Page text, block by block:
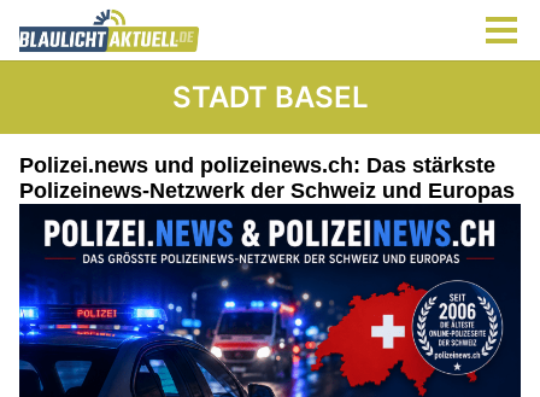
STADT BASEL
Polizei.news und polizeinews.ch: Das stärkste
Polizeinews-Netzwerk der Schweiz und Europas